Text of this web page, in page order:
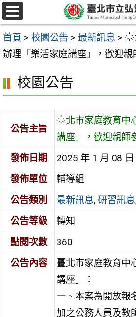
跳
至
主
要
容
區
選
單
首頁 > 校園公告 > 最新訊息 >
辦理「樂活家庭講座」，歡迎親
校園公告
公告主旨
臺北市家庭教育中
講座」，歡迎親師
發佈日期
2025 年 1 月 08 日
發佈單位
輔導組
公告類別
最新訊息,研習訊息,
公告等級
轉知
點閱次數
360
公告內容
臺北市家庭教育中
講座」：
一、本案為開放報
加之公務人員及教